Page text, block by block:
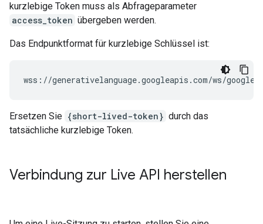
kurzlebige Token muss als Abfrageparameter
access_token übergeben werden.
Das Endpunktformat für kurzlebige Schlüssel ist:
Ersetzen Sie {short-lived-token} durch das
tatsächliche kurzlebige Token.
Verbindung zur Live API herstellen